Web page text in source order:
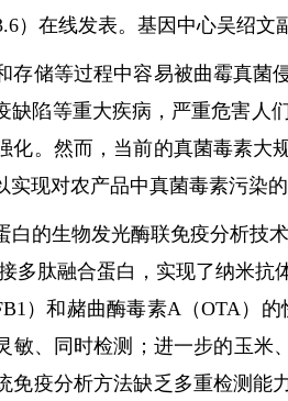
）在线发表。基因中心吴绍
等过程中容易被曲霉真菌
缺陷等重大疾病，严重危害
化。然而，当前的真菌毒素
现对农产品中真菌毒素污染的
生物发光酶联免疫分析技术
多肽融合蛋白，实现了纳米
）和赭曲酶毒素A（OTA）
敏、同时检测；进一步的玉
免疫分析方法缺乏多重检测